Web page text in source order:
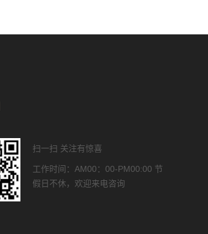
扫一扫 关注有惊喜
工作时间：AM00：00-PM00:00 节
假日不休，欢迎来电咨询